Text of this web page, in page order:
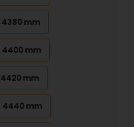
4380 mm
4400 mm
4420 mm
4440 mm